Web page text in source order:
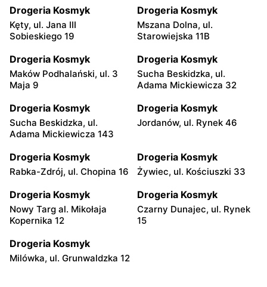
Drogeria Kosmyk
Kęty, ul. Jana III
Sobieskiego 19
Drogeria Kosmyk
Mszana Dolna, ul.
Starowiejska 11B
Drogeria Kosmyk
Maków Podhalański, ul. 3
Maja 9
Drogeria Kosmyk
Sucha Beskidzka, ul.
Adama Mickiewicza 32
Drogeria Kosmyk
Sucha Beskidzka, ul.
Adama Mickiewicza 143
Drogeria Kosmyk
Jordanów, ul. Rynek 46
Drogeria Kosmyk
Rabka-Zdrój, ul. Chopina 16
Drogeria Kosmyk
Żywiec, ul. Kościuszki 33
Drogeria Kosmyk
Nowy Targ al. Mikołaja
Kopernika 12
Drogeria Kosmyk
Czarny Dunajec, ul. Rynek
15
Drogeria Kosmyk
Milówka, ul. Grunwaldzka 12